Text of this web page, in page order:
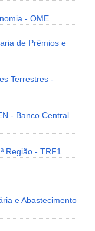
- OME
de Prêmios e
Terrestres -
- Banco Central
Região - TRF1
e Abastecimento